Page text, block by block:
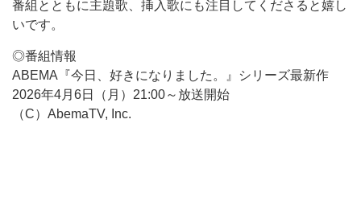
番組とともに主題歌、挿入歌にも注目してくださると嬉し
いです。
◎番組情報
ABEMA『今日、好きになりました。』シリーズ最新作
2026年4月6日（月）21:00～放送開始
（C）AbemaTV, Inc.